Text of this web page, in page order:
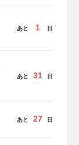
あと 1 日
あと 31 日
あと 27 日